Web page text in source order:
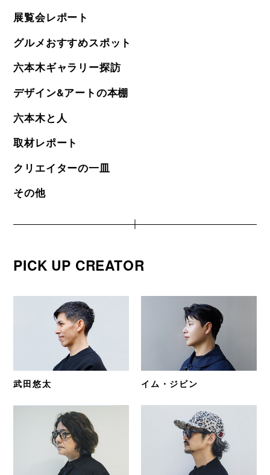
展覧会レポート
グルメおすすめスポット
六本木ギャラリー探訪
デザイン&アートの本棚
六本木と人
取材レポート
クリエイターの一皿
その他
PICK UP CREATOR
武田悠太 イム・ジビン